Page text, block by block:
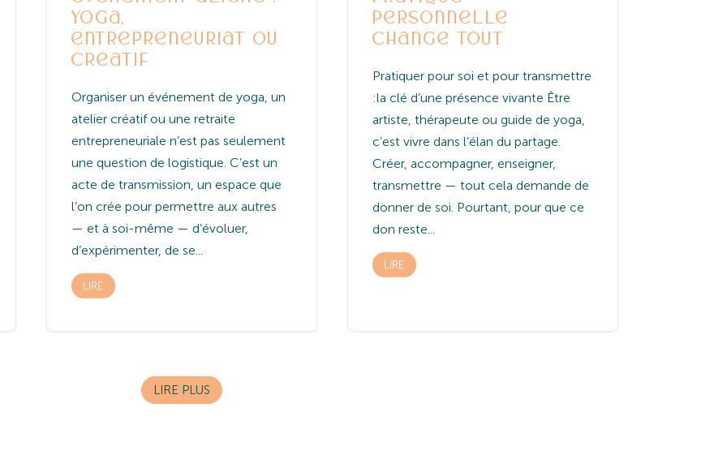
yoga,
entrepreneuriat ou
créatif
Organiser un événement de yoga, un
atelier créatif ou une retraite
entrepreneuriale n’est pas seulement
une question de logistique. C’est un
acte de transmission, un espace que
l’on crée pour permettre aux autres
— et à soi-même — d’évoluer,
d’expérimenter, de se...
LIRE
personnelle
change tout
Pratiquer pour soi et pour transmettre
:la clé d’une présence vivante Être
artiste, thérapeute ou guide de yoga,
c’est vivre dans l’élan du partage.
Créer, accompagner, enseigner,
transmettre — tout cela demande de
donner de soi. Pourtant, pour que ce
don reste...
LIRE
LIRE PLUS